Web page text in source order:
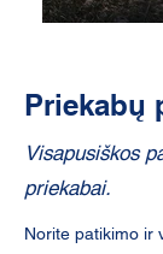
Priekabų
Visapusiškos
priekabai.
Norite patikimo ir